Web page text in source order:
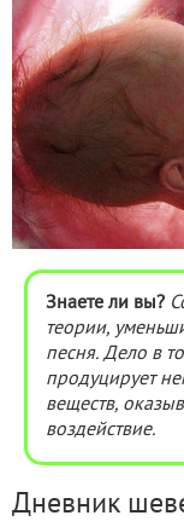
Знаете ли вы?
теории,
песня. Дело в
продуцирует
веществ,
воздействие.
Дневник